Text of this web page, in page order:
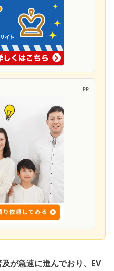
PR
が急速に進んでおり、EV